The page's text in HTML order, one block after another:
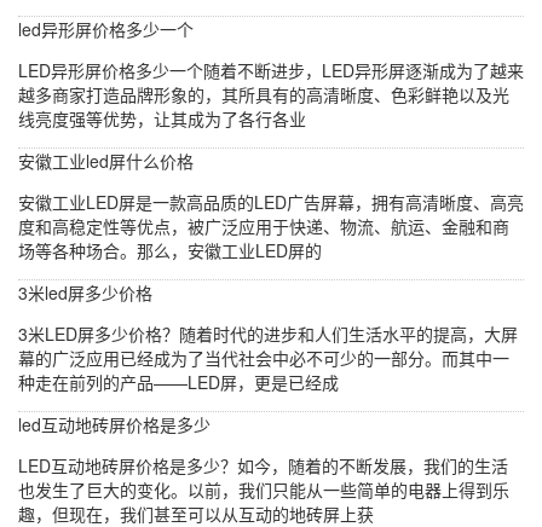
led异形屏价格多少一个
LED异形屏价格多少一个随着不断进步，LED异形屏逐渐成为了越来
越多商家打造品牌形象的，其所具有的高清晰度、色彩鲜艳以及光
线亮度强等优势，让其成为了各行各业
安徽工业led屏什么价格
安徽工业LED屏是一款高品质的LED广告屏幕，拥有高清晰度、高亮
度和高稳定性等优点，被广泛应用于快递、物流、航运、金融和商
场等各种场合。那么，安徽工业LED屏的
3米led屏多少价格
3米LED屏多少价格？随着时代的进步和人们生活水平的提高，大屏
幕的广泛应用已经成为了当代社会中必不可少的一部分。而其中一
种走在前列的产品——LED屏，更是已经成
led互动地砖屏价格是多少
LED互动地砖屏价格是多少？如今，随着的不断发展，我们的生活
也发生了巨大的变化。以前，我们只能从一些简单的电器上得到乐
趣，但现在，我们甚至可以从互动的地砖屏上获